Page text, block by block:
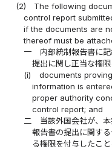
(2)
The following
control report
if the documents are
thereof must be
一
内部統制報告書に
提出に関し正当な権
(i)
documents
information is
proper authority
control report; and
二
当該外国会社が、
報告書の提出に関す
る権限を付与したこ